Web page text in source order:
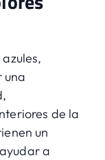
una
de la
un
a